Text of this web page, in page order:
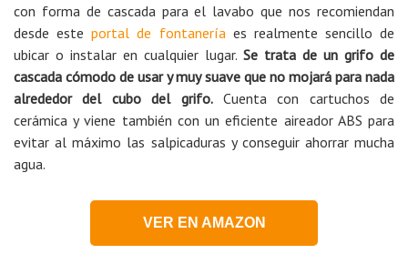
con forma de cascada para el lavabo que nos recomiendan
desde esteportal de fontaneríaes realmente sencillo de
ubicar o instalar en cualquier lugar. Se trata de un grifo de
cascada cómodo de usar y muy suave que no mojará para nada
alrededor del cubo del grifo.Cuenta con cartuchos de
cerámica y viene también con un eficiente aireador ABS para
evitar al máximo las salpicaduras y conseguir ahorrar mucha
agua.
VER EN AMAZON